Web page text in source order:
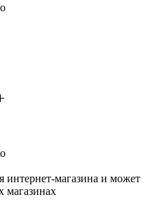
интернет-магазина и может
магазинах